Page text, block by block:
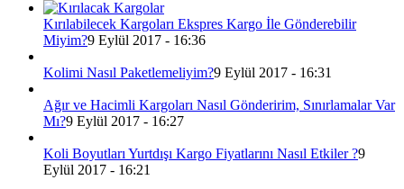
Kırılabilecek Kargoları Ekspres Kargo İle Gönderebilir
Miyim?9 Eylül 2017 - 16:36
Kolimi Nasıl Paketlemeliyim?9 Eylül 2017 - 16:31
Ağır ve Hacimli Kargoları Nasıl Gönderirim, Sınırlamalar Var
Mı?9 Eylül 2017 - 16:27
Koli Boyutları Yurtdışı Kargo Fiyatlarını Nasıl Etkiler ?9
Eylül 2017 - 16:21